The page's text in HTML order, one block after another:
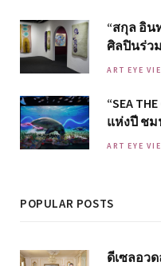
“สกุล อิ
ศิลปินร่ว
ART EYE
“SEA
แห่งปี ชม
ART EYE
POPULAR POSTS
ดีเซลอว